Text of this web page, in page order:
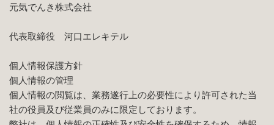
元気でんき株式会社
代表取締役 河口エレキテル
個人情報保護方針
個人情報の管理
個人情報の閲覧は、業務遂行上の必要性により許可された当
社の役員及び従業員のみに限定しております。